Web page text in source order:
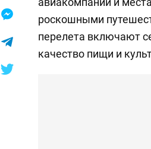
роскошными
перелета включают
качество пищи и